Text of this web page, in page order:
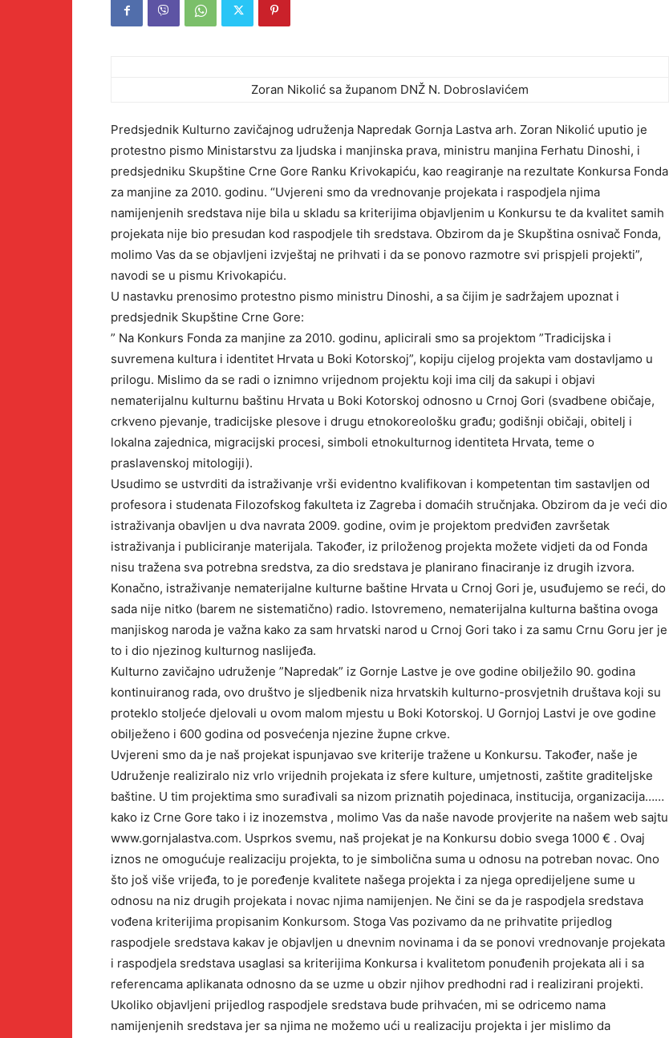
Zoran Nikolić sa županom DNŽ N. Dobroslavićem
Predsjednik Kulturno zavičajnog udruženja Napredak Gornja Lastva arh. Zoran Nikolić uputio je
protestno pismo Ministarstvu za ljudska i manjinska prava, ministru manjina Ferhatu Dinoshi, i
predsjedniku Skupštine Crne Gore Ranku Krivokapiću, kao reagiranje na rezultate Konkursa Fonda
za manjine za 2010. godinu. “Uvjereni smo da vrednovanje projekata i raspodjela njima
namijenjenih sredstava nije bila u skladu sa kriterijima objavljenim u Konkursu te da kvalitet samih
projekata nije bio presudan kod raspodjele tih sredstava. Obzirom da je Skupština osnivač Fonda,
molimo Vas da se objavljeni izvještaj ne prihvati i da se ponovo razmotre svi prispjeli projekti”,
navodi se u pismu Krivokapiću.
U nastavku prenosimo protestno pismo ministru Dinoshi, a sa čijim je sadržajem upoznat i
predsjednik Skupštine Crne Gore:
” Na Konkurs Fonda za manjine za 2010. godinu, aplicirali smo sa projektom ”Tradicijska i
suvremena kultura i identitet Hrvata u Boki Kotorskoj”, kopiju cijelog projekta vam dostavljamo u
prilogu. Mislimo da se radi o iznimno vrijednom projektu koji ima cilj da sakupi i objavi
nematerijalnu kulturnu baštinu Hrvata u Boki Kotorskoj odnosno u Crnoj Gori (svadbene običaje,
crkveno pjevanje, tradicijske plesove i drugu etnokoreološku građu; godišnji običaji, obitelj i
lokalna zajednica, migracijski procesi, simboli etnokulturnog identiteta Hrvata, teme o
praslavenskoj mitologiji).
Usudimo se ustvrditi da istraživanje vrši evidentno kvalifikovan i kompetentan tim sastavljen od
profesora i studenata Filozofskog fakulteta iz Zagreba i domaćih stručnjaka. Obzirom da je veći dio
istraživanja obavljen u dva navrata 2009. godine, ovim je projektom predviđen završetak
istraživanja i publiciranje materijala. Također, iz priloženog projekta možete vidjeti da od Fonda
nisu tražena sva potrebna sredstva, za dio sredstava je planirano finaciranje iz drugih izvora.
Konačno, istraživanje nematerijalne kulturne baštine Hrvata u Crnoj Gori je, usuđujemo se reći, do
sada nije nitko (barem ne sistematično) radio. Istovremeno, nematerijalna kulturna baština ovoga
manjiskog naroda je važna kako za sam hrvatski narod u Crnoj Gori tako i za samu Crnu Goru jer je
to i dio njezinog kulturnog naslijeđa.
Kulturno zavičajno udruženje ”Napredak” iz Gornje Lastve je ove godine obilježilo 90. godina
kontinuiranog rada, ovo društvo je sljedbenik niza hrvatskih kulturno-prosvjetnih društava koji su
proteklo stoljeće djelovali u ovom malom mjestu u Boki Kotorskoj. U Gornjoj Lastvi je ove godine
obilježeno i 600 godina od posvećenja njezine župne crkve.
Uvjereni smo da je naš projekat ispunjavao sve kriterije tražene u Konkursu. Također, naše je
Udruženje realiziralo niz vrlo vrijednih projekata iz sfere kulture, umjetnosti, zaštite graditeljske
baštine. U tim projektima smo surađivali sa nizom priznatih pojedinaca, institucija, organizacija……
kako iz Crne Gore tako i iz inozemstva , molimo Vas da naše navode provjerite na našem web sajtu
www.gornjalastva.com. Usprkos svemu, naš projekat je na Konkursu dobio svega 1000 € . Ovaj
iznos ne omogućuje realizaciju projekta, to je simbolična suma u odnosu na potreban novac. Ono
što još više vrijeđa, to je poređenje kvalitete našega projekta i za njega opredijeljene sume u
odnosu na niz drugih projekata i novac njima namijenjen. Ne čini se da je raspodjela sredstava
vođena kriterijima propisanim Konkursom. Stoga Vas pozivamo da ne prihvatite prijedlog
raspodjele sredstava kakav je objavljen u dnevnim novinama i da se ponovi vrednovanje projekata
i raspodjela sredstava usaglasi sa kriterijima Konkursa i kvalitetom ponuđenih projekata ali i sa
referencama aplikanata odnosno da se uzme u obzir njihov predhodni rad i realizirani projekti.
Ukoliko objavljeni prijedlog raspodjele sredstava bude prihvaćen, mi se odricemo nama
namijenjenih sredstava jer sa njima ne možemo ući u realizaciju projekta i jer mislimo da